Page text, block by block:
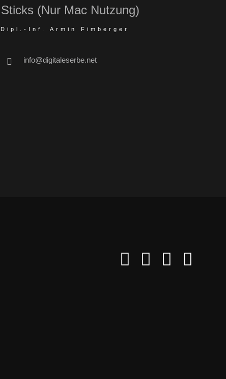
Sticks (Nur Mac Nutzung)
Dipl.-Inf. Armin Fimberger
info@digitaleserbe.net